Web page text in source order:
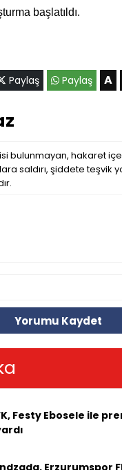
başlatıldı.
Paylaş Paylaş A
bulunmayan, hakaret
saldırı, şiddete teşvik
Yorumu Kaydet
Festy Ebosele ile